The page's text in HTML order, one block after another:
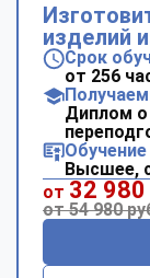
изделий
Срок
от 256
Диплом о
Обучение
Высшее,
от 32 980
от 54 980